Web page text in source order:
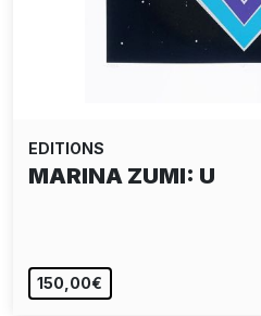
EDITIONS
MARINA ZUMI: U
150,00€